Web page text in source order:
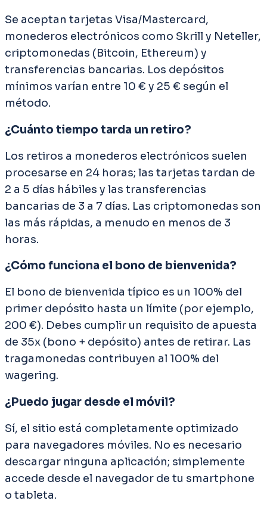
Se aceptan tarjetas Visa/Mastercard,
monederos electrónicos como Skrill y Neteller,
criptomonedas (Bitcoin, Ethereum) y
transferencias bancarias. Los depósitos
mínimos varían entre 10 € y 25 € según el
método.
¿Cuánto tiempo tarda un retiro?
Los retiros a monederos electrónicos suelen
procesarse en 24 horas; las tarjetas tardan de
2 a 5 días hábiles y las transferencias
bancarias de 3 a 7 días. Las criptomonedas son
las más rápidas, a menudo en menos de 3
horas.
¿Cómo funciona el bono de bienvenida?
El bono de bienvenida típico es un 100% del
primer depósito hasta un límite (por ejemplo,
200 €). Debes cumplir un requisito de apuesta
de 35x (bono + depósito) antes de retirar. Las
tragamonedas contribuyen al 100% del
wagering.
¿Puedo jugar desde el móvil?
Sí, el sitio está completamente optimizado
para navegadores móviles. No es necesario
descargar ninguna aplicación; simplemente
accede desde el navegador de tu smartphone
o tableta.